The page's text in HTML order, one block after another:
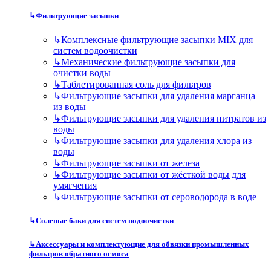
↳Фильтрующие засыпки
↳Комплексные фильтрующие засыпки MIX для
систем водоочистки
↳Механические фильтрующие засыпки для
очистки воды
↳Таблетированная соль для фильтров
↳Фильтрующие засыпки для удаления марганца
из воды
↳Фильтрующие засыпки для удаления нитратов из
воды
↳Фильтрующие засыпки для удаления хлора из
воды
↳Фильтрующие засыпки от железа
↳Фильтрующие засыпки от жёсткой воды для
умягчения
↳Фильтрующие засыпки от сероводорода в воде
↳Солевые баки для систем водоочистки
↳Аксессуары и комплектующие для обвязки промышленных
фильтров обратного осмоса